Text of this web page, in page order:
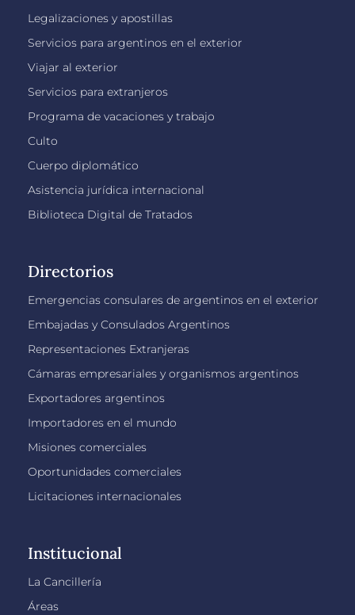
Legalizaciones y apostillas
Servicios para argentinos en el exterior
Viajar al exterior
Servicios para extranjeros
Programa de vacaciones y trabajo
Culto
Cuerpo diplomático
Asistencia jurídica internacional
Biblioteca Digital de Tratados
Directorios
Emergencias consulares de argentinos en el exterior
Embajadas y Consulados Argentinos
Representaciones Extranjeras
Cámaras empresariales y organismos argentinos
Exportadores argentinos
Importadores en el mundo
Misiones comerciales
Oportunidades comerciales
Licitaciones internacionales
Institucional
La Cancillería
Áreas